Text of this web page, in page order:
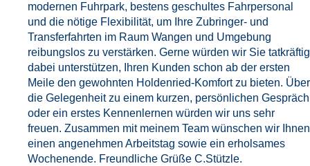
modernen Fuhrpark, bestens geschultes Fahrpersonal
und die nötige Flexibilität, um Ihre Zubringer- und
Transferfahrten im Raum Wangen und Umgebung
reibungslos zu verstärken. Gerne würden wir Sie tatkräftig
dabei unterstützen, Ihren Kunden schon ab der ersten
Meile den gewohnten Holdenried-Komfort zu bieten. Über
die Gelegenheit zu einem kurzen, persönlichen Gespräch
oder ein erstes Kennenlernen würden wir uns sehr
freuen. Zusammen mit meinem Team wünschen wir Ihnen
einen angenehmen Arbeitstag sowie ein erholsames
Wochenende. Freundliche Grüße C.Stützle.